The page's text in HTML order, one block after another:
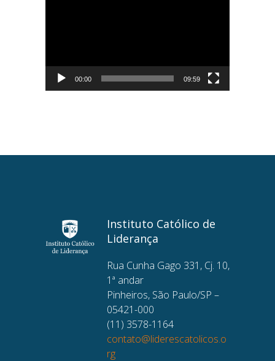
00:00 09:59
Instituto Católico de
Liderança
Rua Cunha Gago 331, Cj. 10,
1ª andar
Pinheiros, São Paulo/SP –
05421-000
(11) 3578-1164
contato@liderescatolicos.o
rg